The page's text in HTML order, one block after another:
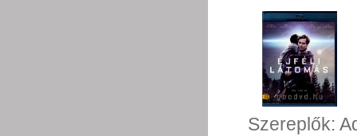
Szereplők: